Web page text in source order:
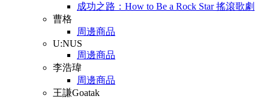
成功之路：How to Be a Rock Star 搖滾歌劇
曹格
周邊商品
U:NUS
周邊商品
李浩瑋
周邊商品
王謙Goatak